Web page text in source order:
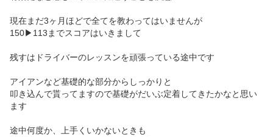
現在まだ3ヶ月ほどで全てを教わってはいませんが
150▶︎113までスコアはいきまして
残すはドライバーのレッスンを頑張っている途中です
アイアンなど基礎的な部分からしっかりと
叩き込んで貰ってますので基礎がだいぶ定着してきたかなと思い
ます
途中何度か、上手くいかないときも